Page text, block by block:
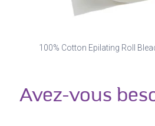
100% Cotton Epilating Roll
Avez-vous